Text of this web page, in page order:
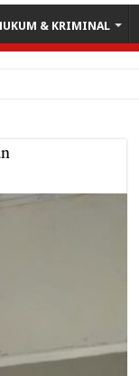
& KRIMINAL
Politik h